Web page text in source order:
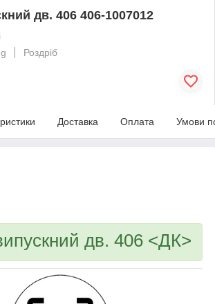
дв. 406 406-1007012
Роздріб
Доставка Оплата Умови
дв. 406 <ДК>